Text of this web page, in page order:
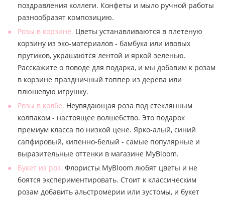
поздравления коллеги. Конфеты и мыло ручной работы
разнообразят композицию.
Розы в корзине. Цветы устанавливаются в плетеную
корзину из эко-материалов - бамбука или ивовых
прутиков, украшаются лентой и яркой зеленью.
Расскажите о поводе для подарка, и мы добавим к розам
в корзине праздничный топпер из дерева или
плюшевую игрушку.
Розы в колбе. Неувядающая роза под стеклянным
колпаком - настоящее волшебство. Это подарок
премиум класса по низкой цене. Ярко-алый, синий
сапфировый, кипенно-белый - самые популярные и
выразительные оттенки в магазине MyBloom.
Букет из роз. Флористы MyBloom любят цветы и не
боятся экспериментировать. Стоит к классическим
розам добавить альстромерии или эустомы, и букет